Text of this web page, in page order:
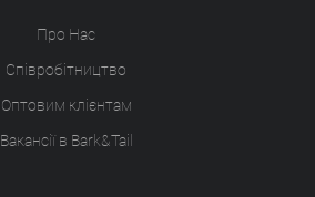
Про Нас
Співробітництво
Оптовим клієнтам
Вакансії в Bark&Tail